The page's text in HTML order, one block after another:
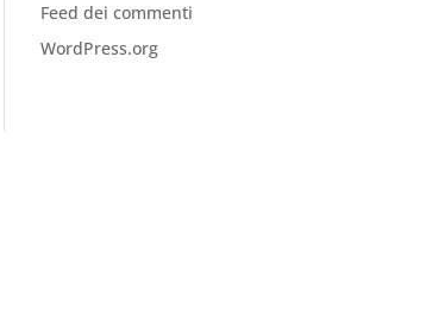
Feed dei commenti
WordPress.org